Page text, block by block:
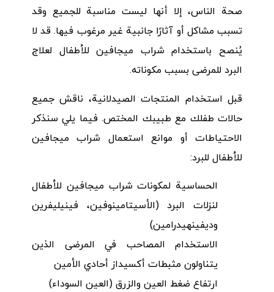
صحة الناس، إلا أنها ليست مناسبة للجميع وقد
تسبب مشاكل أو آثارًا جانبية غير مرغوب فيها. قد لا
يُنصح باستخدام شراب ميجافين للأطفال لعلاج
البرد للمرضى بسبب مكوناته.
قبل استخدام المنتجات الصيدلانية، ناقش جميع
حالات طفلك مع طبيبك المختص. فيما يلي سنذكر
الاحتياطات أو موانع استعمال شراب ميجافين
للأطفال للبرد:
الحساسية لمكونات شراب ميجافين للأطفال
لنزلات البرد (الأسيتامينوفين، فينيليفرين
وديفينهيدرامين)
الاستخدام المصاحب في المرضى الذين
يتناولون مثبطات أكسيداز أحادي الأمين
ارتفاع ضغط العين والزرق (العين السوداء)